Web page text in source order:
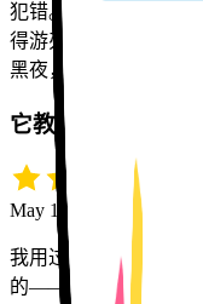
犯错。就算我把英语
得游刃有余。从很多
黑夜，我怎么胡言乱
它教的是语言的门
May 10 · Eric K.
我用过好几款语言
的——而不是让你像被